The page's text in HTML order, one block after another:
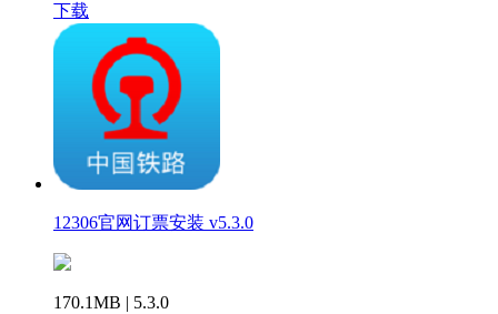
下载
12306官网订票安装 v5.3.0
170.1MB | 5.3.0